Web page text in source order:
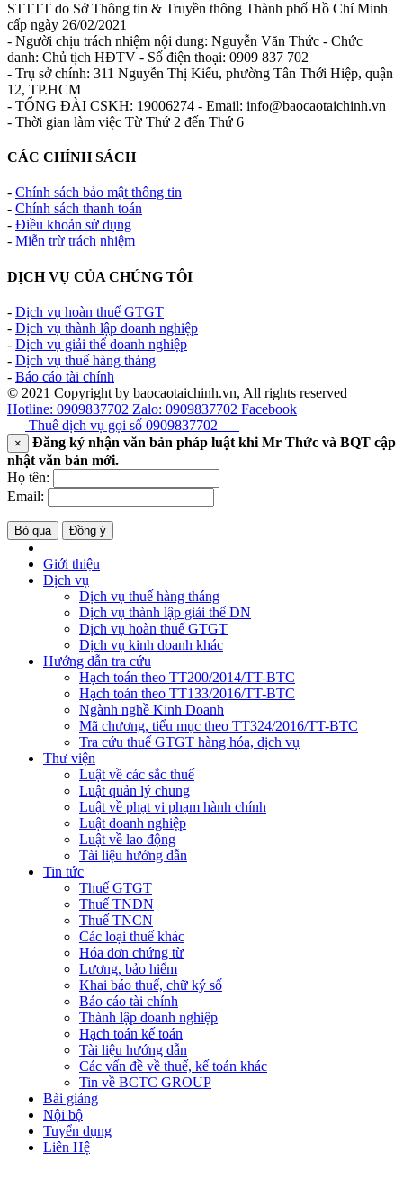
STTTT do Sở Thông tin & Truyền thông Thành phố Hồ Chí Minh
cấp ngày 26/02/2021
- Người chịu trách nhiệm nội dung: Nguyễn Văn Thức - Chức
danh: Chủ tịch HĐTV - Số điện thoại: 0909 837 702
- Trụ sở chính: 311 Nguyễn Thị Kiểu, phường Tân Thới Hiệp, quận
12, TP.HCM
- TỔNG ĐÀI CSKH: 19006274 - Email: info@baocaotaichinh.vn
- Thời gian làm việc Từ Thứ 2 đến Thứ 6
CÁC CHÍNH SÁCH
- Chính sách bảo mật thông tin
- Chính sách thanh toán
- Điều khoản sử dụng
- Miễn trừ trách nhiệm
DỊCH VỤ CỦA CHÚNG TÔI
- Dịch vụ hoàn thuế GTGT
- Dịch vụ thành lập doanh nghiệp
- Dịch vụ giải thể doanh nghiệp
- Dịch vụ thuế hàng tháng
- Báo cáo tài chính
© 2021 Copyright by baocaotaichinh.vn, All rights reserved
Hotline: 0909837702 Zalo: 0909837702 Facebook
Thuê dịch vụ gọi số 0909837702
×
Đăng ký nhận văn bản pháp luật khi Mr Thức và BQT cập
nhật văn bản mới.
Họ tên:
Email:
Bỏ qua Đồng ý
Giới thiệu
Dịch vụ
Dịch vụ thuế hàng tháng
Dịch vụ thành lập giải thể DN
Dịch vụ hoàn thuế GTGT
Dịch vụ kinh doanh khác
Hướng dẫn tra cứu
Hạch toán theo TT200/2014/TT-BTC
Hạch toán theo TT133/2016/TT-BTC
Ngành nghề Kinh Doanh
Mã chương, tiểu mục theo TT324/2016/TT-BTC
Tra cứu thuế GTGT hàng hóa, dịch vụ
Thư viện
Luật về các sắc thuế
Luật quản lý chung
Luật về phạt vi phạm hành chính
Luật doanh nghiệp
Luật về lao động
Tài liệu hướng dẫn
Tin tức
Thuế GTGT
Thuế TNDN
Thuế TNCN
Các loại thuế khác
Hóa đơn chứng từ
Lương, bảo hiểm
Khai báo thuế, chữ ký số
Báo cáo tài chính
Thành lập doanh nghiệp
Hạch toán kế toán
Tài liệu hướng dẫn
Các vấn đề về thuế, kế toán khác
Tin về BCTC GROUP
Bài giảng
Nội bộ
Tuyển dụng
Liên Hệ